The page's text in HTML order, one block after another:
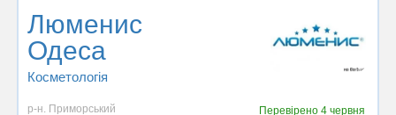
Люменис
Одеса
Косметологія
р-н. Приморський Перевірено 4 червня